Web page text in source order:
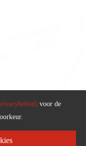
voor de